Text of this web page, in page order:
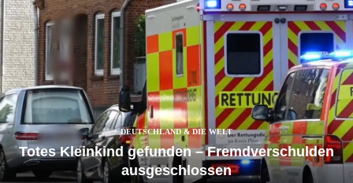
DEUTSCHLAND & DIE WELT
Totes Kleinkind gefunden – Fremdverschulden
ausgeschlossen
Jetzt bei HASERADIO:
Live Stream